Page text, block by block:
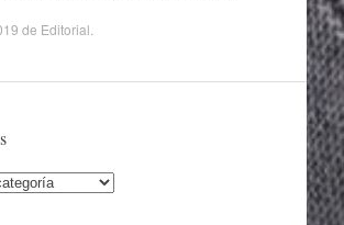
de Editorial